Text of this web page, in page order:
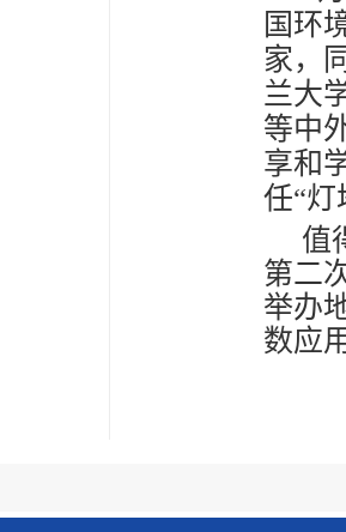
国环
家，
兰大
等中
享和
任“灯
值
第二
举办
数应